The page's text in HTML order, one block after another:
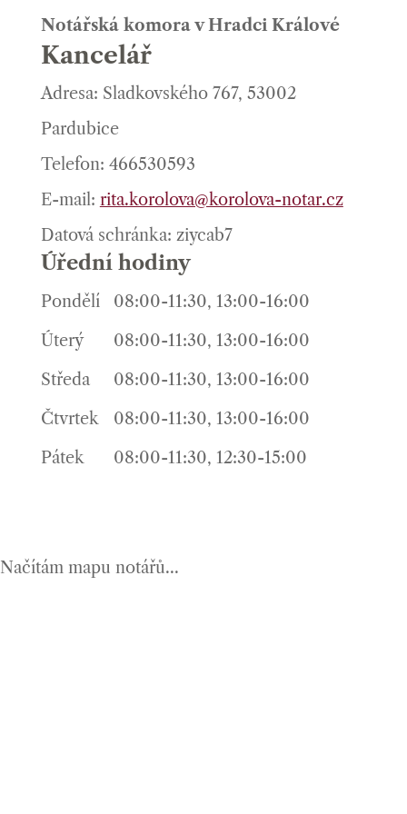
Notářská komora v Hradci Králové
Kancelář
Adresa: Sladkovského 767, 53002
Pardubice
Telefon: 466530593
E-mail: rita.korolova@korolova-notar.cz
Datová schránka: ziycab7
Úřední hodiny
Pondělí
08:00-11:30, 13:00-16:00
Úterý
08:00-11:30, 13:00-16:00
Středa
08:00-11:30, 13:00-16:00
Čtvrtek
08:00-11:30, 13:00-16:00
Pátek
08:00-11:30, 12:30-15:00
Načítám mapu notářů...